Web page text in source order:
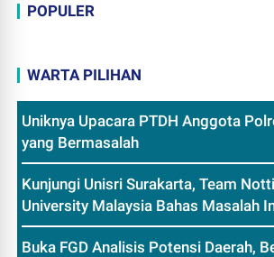
POPULER
WARTA PILIHAN
Uniknya Upacara PTDH Anggota
yang Bermasalah
Kunjungi Unisri Surakarta, Team
University Malaysia Bahas Masalah
Buka FGD Analisis Potensi Daerah,